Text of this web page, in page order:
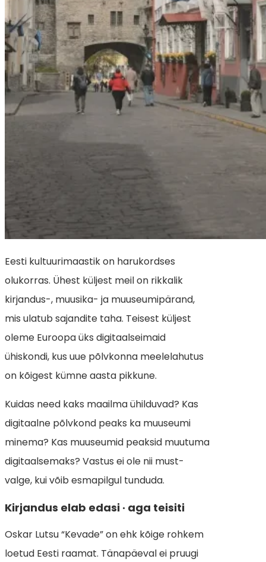
Eesti kultuurimaastik on harukordses
olukorras. Ühest küljest meil on rikkalik
kirjandus-, muusika- ja muuseumipärand,
mis ulatub sajandite taha. Teisest küljest
oleme Euroopa üks digitaalseimaid
ühiskondi, kus uue põlvkonna meelelahutus
on kõigest kümne aasta pikkune.
Kuidas need kaks maailma ühilduvad? Kas
digitaalne põlvkond peaks ka muuseumi
minema? Kas muuseumid peaksid muutuma
digitaalsemaks? Vastus ei ole nii must-
valge, kui võib esmapilgul tunduda.
Kirjandus elab edasi · aga teisiti
Oskar Lutsu “Kevade” on ehk kõige rohkem
loetud Eesti raamat. Tänapäeval ei pruugi